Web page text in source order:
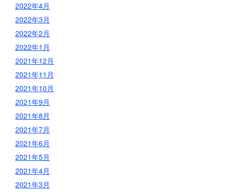
2022年4月
2022年3月
2022年2月
2022年1月
2021年12月
2021年11月
2021年10月
2021年9月
2021年8月
2021年7月
2021年6月
2021年5月
2021年4月
2021年3月